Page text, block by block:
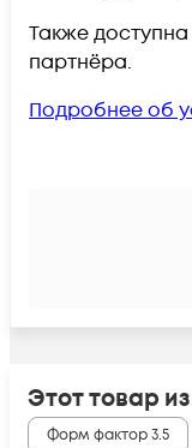
Также
партнёра.
Подробнее об
Этот товар
Форм фактор 3.5